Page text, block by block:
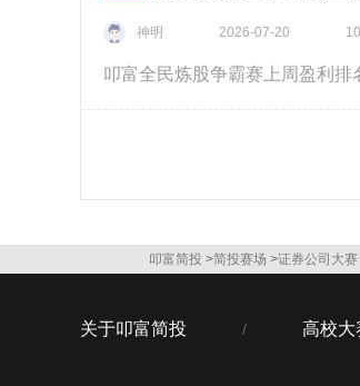
神明 2026-07-20
叩富简投 >简投赛场 >证券公司大赛
关于叩富简投 / 高校大